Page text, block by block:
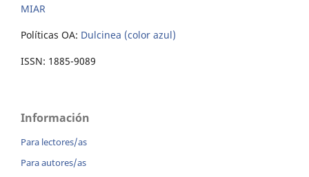
MIAR
Políticas OA: Dulcinea (color azul)
ISSN: 1885-9089
Información
Para lectores/as
Para autores/as